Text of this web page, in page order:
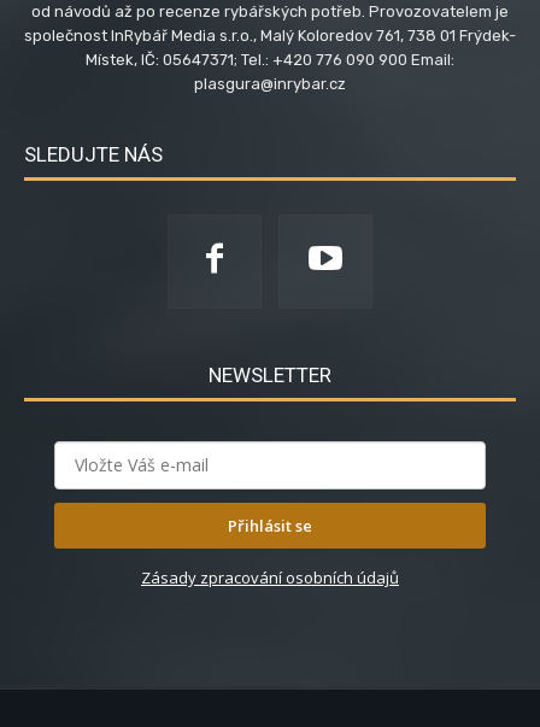
od návodů až po recenze rybářských potřeb. Provozovatelem je
společnost InRybář Media s.r.o., Malý Koloredov 761, 738 01 Frýdek-
Místek, IČ: 05647371; Tel.: +420 776 090 900 Email:
plasgura@inrybar.cz
SLEDUJTE NÁS
NEWSLETTER
Přihlásit se
Zásady zpracování osobních údajů